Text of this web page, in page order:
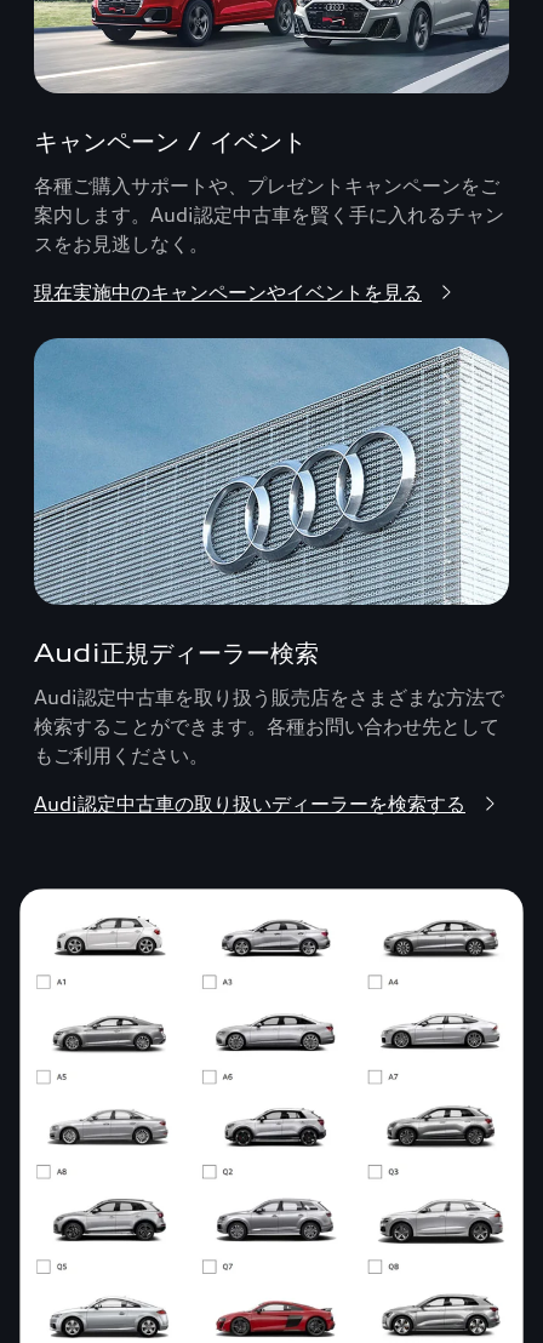
キャンペーン / イベント
各種ご購入サポートや、プレゼントキャンペーンをご
案内します。Audi認定中古車を賢く手に入れるチャン
スをお見逃しなく。
現在実施中のキャンペーンやイベントを見る
Audi正規ディーラー検索
Audi認定中古車を取り扱う販売店をさまざまな方法で
検索することができます。各種お問い合わせ先として
もご利用ください。
Audi認定中古車の取り扱いディーラーを検索する